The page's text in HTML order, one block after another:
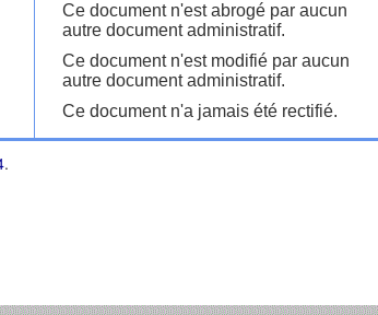
Ce document n'est abrogé par aucun
autre document administratif.
Ce document n'est modifié par aucun
autre document administratif.
Ce document n'a jamais été rectifié.
.